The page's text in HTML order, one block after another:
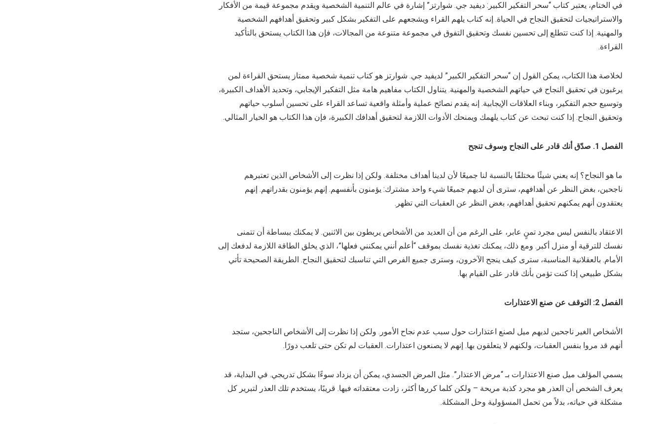
في الختام، يعتبر كتاب “سحر التفكير الكبير: ديفيد جي. شوارتز” إشارة في عالم التنمية الشخصية ويقدم مجموعة قيمة من الأفكار
والاستراتيجيات لتحقيق النجاح في الحياة. إنه كتاب يلهم القراء ويشجعهم على التفكير بشكل كبير وتحقيق أهدافهم الشخصية
والمهنية. إذا كنت تتطلع إلى تحسين نفسك وتحقيق التفوق في مجموعة متنوعة من المجالات، فإن هذا الكتاب يستحق بالتأكيد
القراءة.
لخلاصة هذا الكتاب، يمكن القول إن “سحر التفكير الكبير” لديفيد جي. شوارتز هو كتاب تنمية شخصية ممتاز يستحق القراءة لمن
يرغبون في تحقيق النجاح في حياتهم الشخصية والمهنية. يتناول الكتاب مفاهيم هامة مثل التفكير الإيجابي، وتحديد الأهداف الكبيرة،
وتوسيع حجم التفكير، وبناء العلاقات الإيجابية. إنه يقدم نصائح عملية وأمثلة واقعية تساعد القراء على تحسين أسلوب حياتهم
وتحقيق النجاح. إذا كنت تبحث عن كتاب يلهمك ويمنحك الأدوات اللازمة لتحقيق أهدافك الكبيرة، فإن هذا الكتاب هو الخيار المثالي.
الفصل 1. صدّق أنك قادر على النجاح وسوف تنجح
ما هو النجاح؟ إنه يعني شيئًا مختلفًا بالنسبة لنا جميعًا لأن لدينا أهداف مختلفة. ولكن إذا نظرت إلى الأشخاص الذين تعتبرهم
ناجحين، بغض النظر عن أهدافهم، سترى أن لديهم جميعًا شيء واحد مشترك: يؤمنون بأنفسهم. إنهم يؤمنون بقدراتهم. إنهم
يعتقدون أنهم يمكنهم تحقيق أهدافهم، بغض النظر عن العقبات التي تظهر.
الاعتقاد بالنفس ليس مجرد تمنٍ عابر، على الرغم من أن العديد من الأشخاص يربطون بين الاثنين. لا يمكنك ببساطة أن تتمنى
نفسك للترقية أو منزل أكبر. ومع ذلك، يمكنك تغذية نفسك بموقف “أعلم أنني يمكنني فعلها”، الذي يخلق الطاقة اللازمة لدفعك إلى
الأمام. بالعقلانية المناسبة، سترى كيف ينجح الآخرون، وسترى جميع الفرص التي تناسبك لتحقيق النجاح. الطريقة الصحيحة تأتي
بشكل طبيعي إذا كنت تؤمن بأنك قادر على القيام بها.
الفصل 2: التوقف عن صنع الاعتذارات
الأشخاص الغير ناجحين لديهم ميل لصنع اعتذارات حول سبب عدم نجاح الأمور. ولكن إذا نظرت إلى الأشخاص الناجحين، ستجد
أنهم قد مروا بنفس العقبات، ولكنهم لا يتعلقون بها. إنهم لا يصنعون اعتذارات. العقبات لم تكن حتى تلعب دورًا.
يسمي المؤلف ميل صنع الاعتذارات بـ “مرض الاعتذار”. مثل المرض الجسدي، يمكن أن يزداد سوءًا بشكل تدريجي. في البداية، قد
يعرف الشخص أن العذر هو مجرد كذبة مريحة – ولكن كلما كررها أكثر، زادت معتقداته فيها. قريبًا، يستخدم تلك العذر لتبرير كل
مشكلة في حياته، بدلاً من تحمل المسؤولية وحل المشكلة.